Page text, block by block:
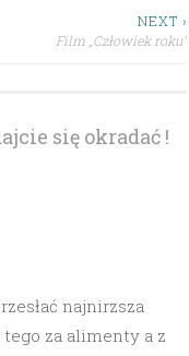
NEXT ›
Film „Człowiek roku”
się okradać !
najnirzsza
za alimenty a z